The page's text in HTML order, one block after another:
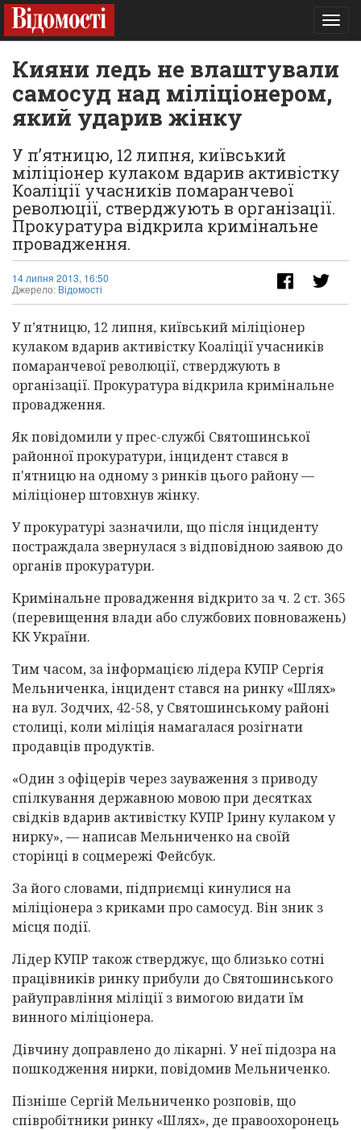
Кияни ледь не влаштували
самосуд над міліціонером,
який ударив жінку
У п’ятницю, 12 липня, київський
міліціонер кулаком вдарив активістку
Коаліції учасників помаранчевої
революції, стверджують в організації.
Прокуратура відкрила кримінальне
провадження.
14 липня 2013, 16:50
Джерело: Відомості
У п’ятницю, 12 липня, київський міліціонер
кулаком вдарив активістку Коаліції учасників
помаранчевої революції, стверджують в
організації. Прокуратура відкрила кримінальне
провадження.
Як повідомили у прес-службі Святошинської
районної прокуратури, інцидент стався в
п'ятницю на одному з ринків цього району —
міліціонер штовхнув жінку.
У прокуратурі зазначили, що після інциденту
постраждала звернулася з відповідною заявою до
органів прокуратури.
Кримінальне провадження відкрито за ч. 2 ст. 365
(перевищення влади або службових повноважень)
КК України.
Тим часом, за інформацією лідера КУПР Сергія
Мельниченка, інцидент стався на ринку «Шлях»
на вул. Зодчих, 42-58, у Святошинському районі
столиці, коли міліція намагалася розігнати
продавців продуктів.
«Один з офіцерів через зауваження з приводу
спілкування державною мовою при десятках
свідків вдарив активістку КУПР Ірину кулаком у
нирку», — написав Мельниченко на своїй
сторінці в соцмережі Фейсбук.
За його словами, підприємці кинулися на
міліціонера з криками про самосуд. Він зник з
місця події.
Лідер КУПР також стверджує, що близько сотні
працівників ринку прибули до Святошинського
райуправління міліції з вимогою видати їм
винного міліціонера.
Дівчину доправлено до лікарні. У неї підозра на
пошкодження нирки, повідомив Мельниченко.
Пізніше Сергій Мельниченко розповів, що
співробітники ринку «Шлях», де правоохоронець